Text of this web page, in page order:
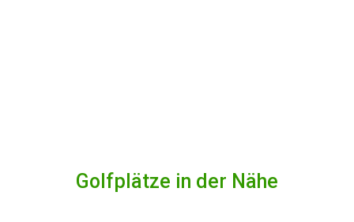
Golfplätze in der Nähe